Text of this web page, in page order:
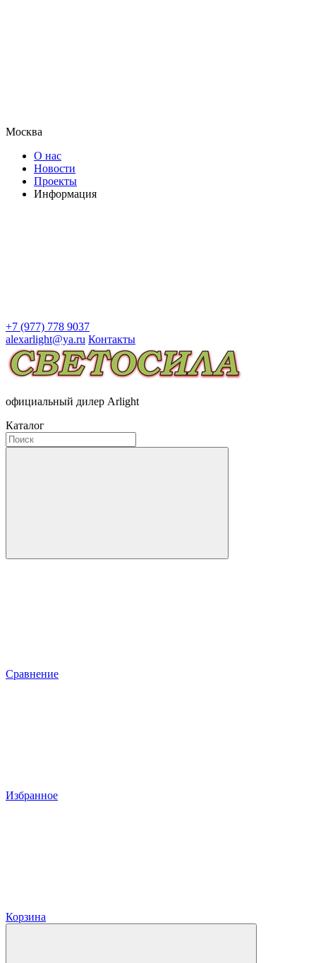
Москва
О нас
Новости
Проекты
Информация
+7 (977) 778 9037
alexarlight@ya.ru Контакты
официальный дилер Arlight
Каталог
Сравнение
Избранное
Корзина